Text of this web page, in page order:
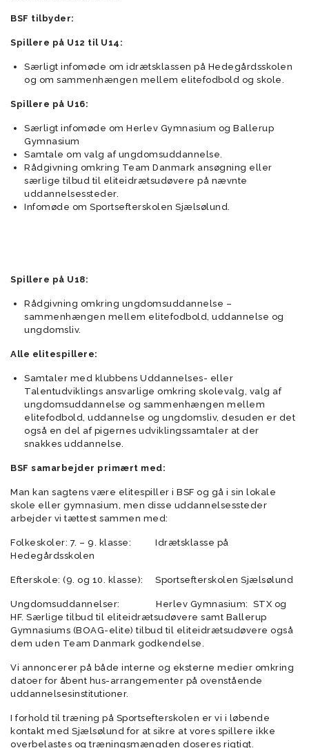
BSF tilbyder:
Spillere på U12 til U14:
Særligt infomøde om idrætsklassen på Hedegårdsskolen
og om sammenhængen mellem elitefodbold og skole.
Spillere på U16:
Særligt infomøde om Herlev Gymnasium og Ballerup
Gymnasium
Samtale om valg af ungdomsuddannelse.
Rådgivning omkring Team Danmark ansøgning eller
særlige tilbud til eliteidrætsudøvere på nævnte
uddannelsessteder.
Infomøde om Sportsefterskolen Sjælsølund.
Spillere på U18:
Rådgivning omkring ungdomsuddannelse –
sammenhængen mellem elitefodbold, uddannelse og
ungdomsliv.
Alle elitespillere:
Samtaler med klubbens Uddannelses- eller
Talentudviklings ansvarlige omkring skolevalg, valg af
ungdomsuddannelse og sammenhængen mellem
elitefodbold, uddannelse og ungdomsliv, desuden er det
også en del af pigernes udviklingssamtaler at der
snakkes uddannelse.
BSF samarbejder primært med:
Man kan sagtens være elitespiller i BSF og gå i sin lokale
skole eller gymnasium, men disse uddannelsessteder
arbejder vi tættest sammen med:
Folkeskoler: 7. – 9. klasse: Idrætsklasse på
Hedegårdsskolen
Efterskole: (9. og 10. klasse): Sportsefterskolen Sjælsølund
Ungdomsuddannelser: Herlev Gymnasium: STX og
HF. Særlige tilbud til eliteidrætsudøvere samt Ballerup
Gymnasiums (BOAG-elite) tilbud til eliteidrætsudøvere også
dem uden Team Danmark godkendelse.
Vi annoncerer på både interne og eksterne medier omkring
datoer for åbent hus-arrangementer på ovenstående
uddannelsesinstitutioner.
I forhold til træning på Sportsefterskolen er vi i løbende
kontakt med Sjælsølund for at sikre at vores spillere ikke
overbelastes og træningsmængden doseres rigtigt.